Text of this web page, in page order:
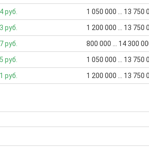
руб. 1 050 000 ... 13 750
руб. 1 200 000 ... 13 750
руб. 800 000 ... 14 300
руб. 1 050 000 ... 13 750
руб. 1 200 000 ... 13 750